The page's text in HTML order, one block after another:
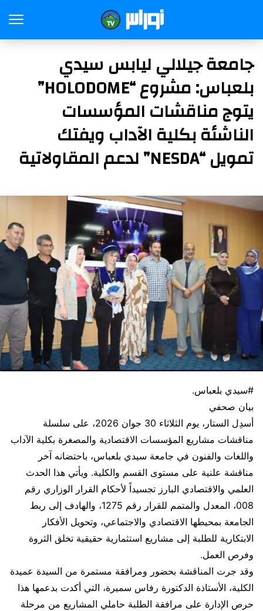
​جامعة جيلالي ليابس سيدي
بلعباس: مشروع “HOLODOME”
يتوج مناقشات المؤسسات
الناشئة بكلية الآداب ويفتك
تمويل “NESDA” لدعم المقاولاتية
#سيدي بلعباس.
​بيان صحفي
​أسدِل الستار، يوم الثلاثاء 30 جوان 2026، على سلسلة
مناقشات مشاريع المؤسسات الاقتصادية والمصغرة بكلية الآداب
واللغات والفنون في جامعة سيدي بلعباس، باحتضانه آخر
مناقشة علنية على مستوى القسم والكلية. ويأتي هذا الحدث
العلمي والاقتصادي البارز تجسيداً لأحكام القرار الوزاري رقم
008، المعدل والمتمم للقرار رقم 1275، والهادف إلى ربط
الجامعة بمحيطها الاقتصادي والاجتماعي، وتحويل الأفكار
الابتكارية للطلبة إلى مشاريع استثمارية حقيقية تخلق الثروة
وفرص العمل.
​وقد جرت المناقشة بحضور ومرافقة مستمرة من السيدة عميدة
الكلية، الأستاذة الدكتورة رفاس سميرة، التي أكدت بدعمها هذا
حرص الإدارة على مرافقة الطلبة حاملي المشاريع من مرحلة